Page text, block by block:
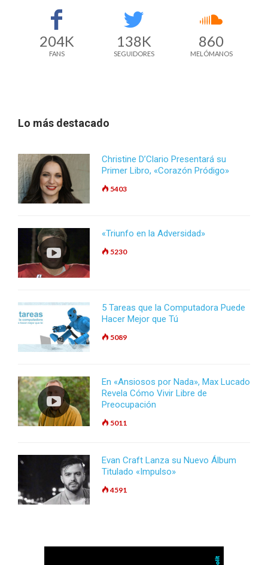
204K
FANS
138K
SEGUIDORES
860
MELÓMANOS
Lo más destacado
Christine D’Clario Presentará su
Primer Libro, «Corazón Pródigo»
5403
«Triunfo en la Adversidad»
5230
5 Tareas que la Computadora Puede
Hacer Mejor que Tú
5089
En «Ansiosos por Nada», Max Lucado
Revela Cómo Vivir Libre de
Preocupación
5011
Evan Craft Lanza su Nuevo Álbum
Titulado «Impulso»
4591